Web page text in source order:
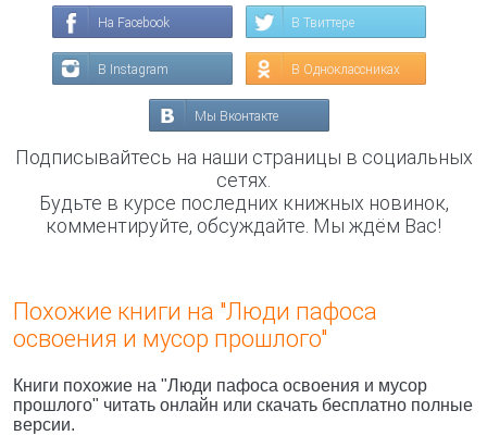
На Facebook В Твиттере
В Instagram В Одноклассниках
Мы Вконтакте
Подписывайтесь на наши страницы в социальных
сетях.
Будьте в курсе последних книжных новинок,
комментируйте, обсуждайте. Мы ждём Вас!
Похожие книги на "Люди пафоса
освоения и мусор прошлого"
Книги похожие на "Люди пафоса освоения и мусор
прошлого" читать онлайн или скачать бесплатно полные
версии.